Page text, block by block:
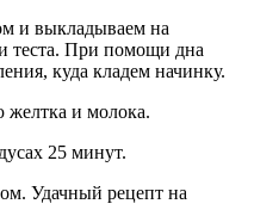
и выкладываем на
теста. При помощи дна
куда кладем начинку.
желтка и молока.
25 минут.